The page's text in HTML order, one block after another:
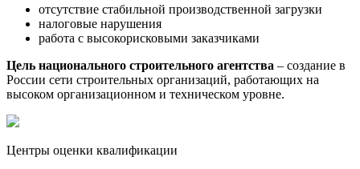
отсутствие стабильной производственной загрузки
налоговые нарушения
работа с высокорисковыми заказчиками
Цель национального строительного агентства – создание в
России сети строительных организаций, работающих на
высоком организационном и техническом уровне.
Центры оценки квалификации